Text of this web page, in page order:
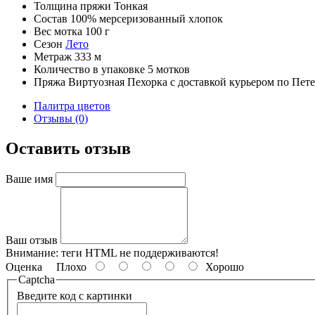
Толщина пряжи Тонкая
Состав 100% мерсеризованный хлопок
Вес мотка 100 г
Сезон Лето
Метраж 333 м
Количество в упаковке 5 мотков
Пряжа Виртуозная Пехорка с доставкой курьером по
Палитра цветов
Отзывы (0)
Оставить отзыв
Ваше имя
Ваш отзыв
Внимание: теги HTML не поддерживаются!
Оценка Плохо
Хорошо
Captcha
Введите код с картинки